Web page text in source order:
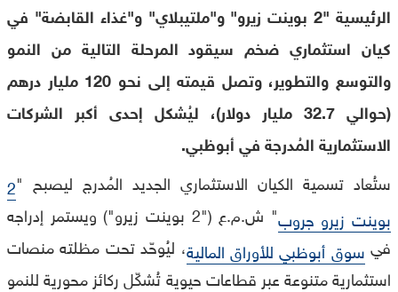
الرئيسية "2 بوينت زيرو" و"ملتيبلاي" و"غذاء القابضة" في
كيان استثماري ضخم سيقود المرحلة التالية من النمو
والتوسع والتطوير، وتصل قيمته إلى نحو 120 مليار درهم
(حوالي 32.7 مليار دولار)، ليُشكل إحدى أكبر الشركات
الاستثمارية المُدرجة في أبوظبي.
ستُعاد تسمية الكيان الاستثماري الجديد المُدرج ليصبح "2
بوينت زيرو جروب
" ش.م.ع ("2 بوينت زيرو") ويستمر إدراجه
في سوق أبوظبي للأوراق المالية، ليُوحّد تحت مظلته منصات
استثمارية متنوعة عبر قطاعات حيوية تُشكّل ركائز محورية للنمو